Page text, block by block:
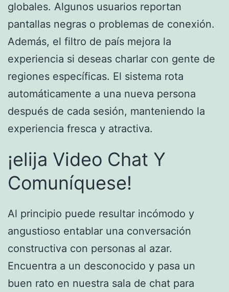
globales. Algunos usuarios reportan
pantallas negras o problemas de conexión.
Además, el filtro de país mejora la
experiencia si deseas charlar con gente de
regiones específicas. El sistema rota
automáticamente a una nueva persona
después de cada sesión, manteniendo la
experiencia fresca y atractiva.
¡elija Video Chat Y
Comuníquese!
Al principio puede resultar incómodo y
angustioso entablar una conversación
constructiva con personas al azar.
Encuentra a un desconocido y pasa un
buen rato en nuestra sala de chat para